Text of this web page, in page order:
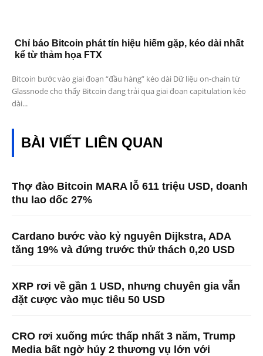
Chỉ báo Bitcoin phát tín hiệu hiếm gặp, kéo dài nhất
kể từ thảm họa FTX
Bitcoin bước vào giai đoạn “đầu hàng” kéo dài Dữ liệu on-chain từ
Glassnode cho thấy Bitcoin đang trải qua giai đoạn capitulation kéo
dài...
BÀI VIẾT LIÊN QUAN
Thợ đào Bitcoin MARA lỗ 611 triệu USD, doanh
thu lao dốc 27%
Cardano bước vào kỷ nguyên Dijkstra, ADA
tăng 19% và đứng trước thử thách 0,20 USD
XRP rơi về gần 1 USD, nhưng chuyên gia vẫn
đặt cược vào mục tiêu 50 USD
CRO rơi xuống mức thấp nhất 3 năm, Trump
Media bất ngờ hủy 2 thương vụ lớn với